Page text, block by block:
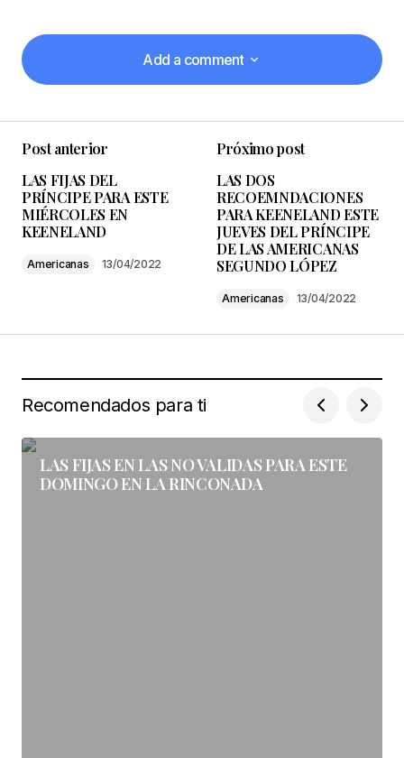
Add a comment
Add a comment
Tu dirección de correo electrónico no será
publicada.
Los campos obligatorios están
marcados con*
Guarda mi nombre, correo electrónico y web en
este navegador para la próxima vez que
Post anterior
LAS FIJAS DEL
PRÍNCIPE PARA ESTE
MIÉRCOLES EN
KEENELAND
Americanas 13/04/2022
Próximo post
LAS DOS
RECOEMNDACIONES
PARA KEENELAND ESTE
JUEVES DEL PRÍNCIPE
DE LAS AMERICANAS
SEGUNDO LÓPEZ
Americanas 13/04/2022
Recomendados para ti
LAS FIJAS EN LAS NO VALIDAS PARA ESTE
DOMINGO EN LA RINCONADA